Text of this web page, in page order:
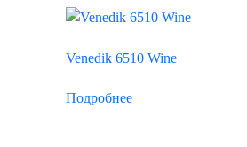
Venedik 6510 Wine
Подробнее